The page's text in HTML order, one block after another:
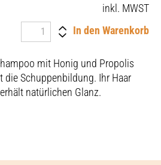
inkl. MWST
In den Warenkorb
mit Honig und Propolis
Schuppenbildung. Ihr Haar
natürlichen Glanz.